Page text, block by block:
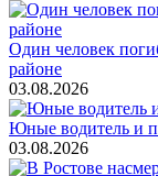
Один человек
районе
03.08.2026
Юные водитель и
03.08.2026